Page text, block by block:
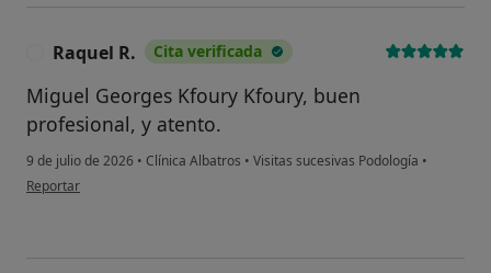
Raquel R. Cita verificada
Miguel Georges Kfoury Kfoury, buen
profesional, y atento.
9 de julio de 2026 • Clínica Albatros • Visitas sucesivas Podología •
en opinión del usuario Raquel R.
Reportar